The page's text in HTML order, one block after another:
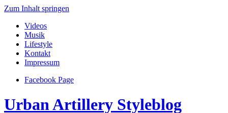
Zum Inhalt springen
Videos
Musik
Lifestyle
Kontakt
Impressum
Facebook Page
Urban Artillery Styleblog